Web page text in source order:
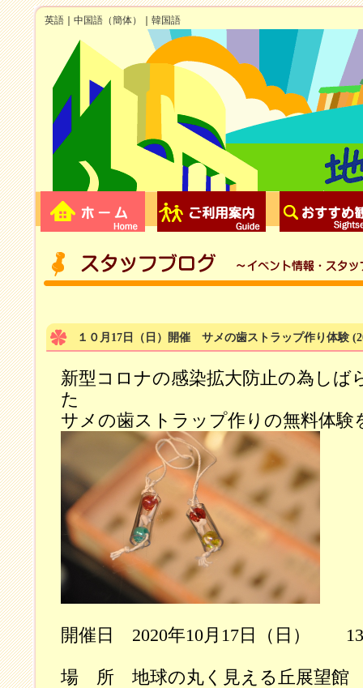
英語 中国語（簡体） 韓国語
１０月17日（日）開催 サメの歯ストラップ作り体験
新型コロナの感染拡大防止の為しば
た
サメの歯ストラップ作りの無料体験
開催日 2020年10月17日（日） 13
場 所 地球の丸く見える丘展望館